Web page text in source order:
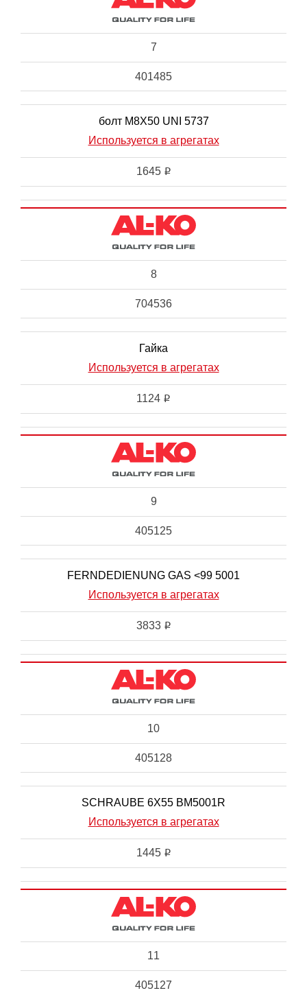
7
401485
болт M8X50 UNI 5737
Используется в агрегатах
1645 i
8
704536
Гайка
Используется в агрегатах
1124 i
9
405125
FERNDEDIENUNG GAS <99 5001
Используется в агрегатах
3833 i
10
405128
SCHRAUBE 6X55 BM5001R
Используется в агрегатах
1445 i
11
405127